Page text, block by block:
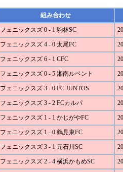
組み合わせ
フェニックスズ 0 - 1 駒林SC
フェニックスズ 4 - 0 太尾FC
フェニックスズ 6 - 1 CFC
フェニックスズ 0 - 5 湘南ルベント
フェニックスズ 3 - 0 FC JUNTOS
フェニックスズ 3 - 2 FCカルパ
フェニックスズ 1 - 1 かじがやFC
フェニックスズ 1 - 0 鶴見東FC
フェニックスズ 3 - 1 元石川SC
フェニックスズ 2 - 4 横浜かもめSC